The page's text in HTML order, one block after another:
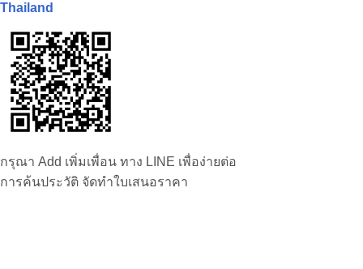
Thailand
กรุณา Add เพิ่มเพื่อน ทาง LINE เพื่อง่ายต่อ
การค้นประวัติ จัดทำใบเสนอราคา